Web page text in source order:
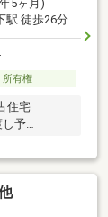
5ヶ月)
駅 徒歩26分
所有権
宅
予
装 ●シ
洗面台水栓
クロス張
、障子張